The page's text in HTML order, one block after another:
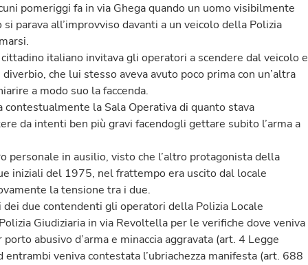
pomeriggi fa in via Ghega quando un uomo visibilmente
parava all’improvviso davanti a un veicolo della Polizia
italiano invitava gli operatori a scendere dal veicolo e
che lui stesso aveva avuto poco prima con un’altra
a modo suo la faccenda.
contestualmente la Sala Operativa di quanto stava
da intenti ben più gravi facendogli gettare subito l’arma a
personale in ausilio, visto che l’altro protagonista della
iniziali del 1975, nel frattempo era uscito dal locale
la tensione tra i due.
due contendenti gli operatori della Polizia Locale
Giudiziaria in via Revoltella per le verifiche dove veniva
abusivo d’arma e minaccia aggravata (art. 4 Legge
veniva contestata l’ubriachezza manifesta (art. 688